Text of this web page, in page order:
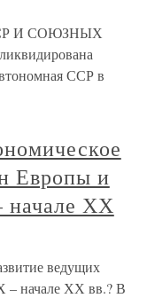
И СОЮЗНЫХ
ССР в
Европы и
начале ХХ
ведущих
– начале ХХ вв.? В